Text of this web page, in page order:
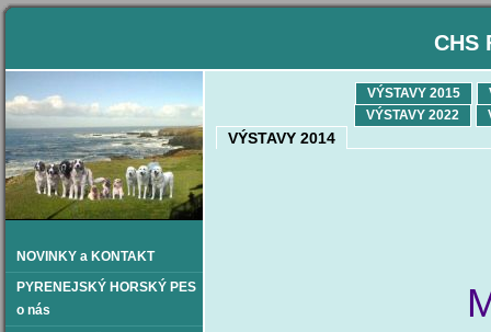
CHS
NOVINKY a KONTAKT
PYRENEJSKÝ HORSKÝ PES
o nás
VÝSTAVY 2014
VÝSTAVY 2015
VÝSTAVY 2022